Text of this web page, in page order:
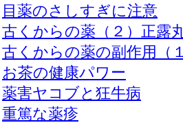
目薬のさしすぎに注意
古くからの薬（２）正露
古くからの薬の副作用（
お茶の健康パワー
薬害ヤコブと狂牛病
重篤な薬疹